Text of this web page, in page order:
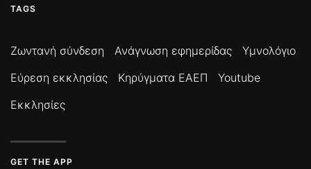
TAGS
Ζωντανή σύνδεση Ανάγνωση εφημερίδας
Υμνολόγιο
Εύρεση εκκλησίας
Κηρύγματα ΕΑΕΠ
Youtube
Εκκλησίες
GET THE APP